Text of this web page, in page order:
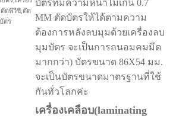
บัตรที่มีความหนาไม่เกิน 0.7
MM ตัดบัตรให้ได้ตามความ
ต้องการหลังลบมุมด้วยเครื่องลบ
มุมบัตร จะเป็นการถนอมคมมีด
มากกว่า) บัตรขนาด 86X54 มม.
จะเป็นบัตรขนาดมาตรฐานที่ใช้
กันทั่วโลกค่ะ
เครื่องเคลือบ(laminating